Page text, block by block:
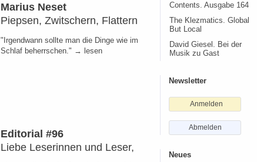
Marius Neset
Piepsen, Zwitschern, Flattern
"Irgendwann sollte man die Dinge wie im
Schlaf beherrschen." → lesen
Editorial #96
Liebe Leserinnen und Leser,
Contents. Ausgabe 164
The Klezmatics. Global
But Local
David Giesel. Bei der
Musik zu Gast
Newsletter
Anmelden
Abmelden
Neues